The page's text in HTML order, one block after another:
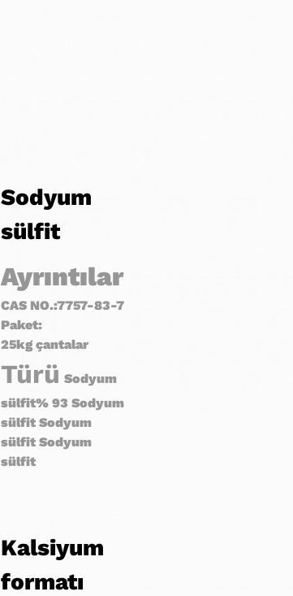
Sodyum
sülfit
Ayrıntılar
CAS NO.:7757-83-7
Paket:
25kg çantalar
Türü Sodyum
sülfit% 93 Sodyum
sülfit Sodyum
sülfit Sodyum
sülfit
Kalsiyum
formatı